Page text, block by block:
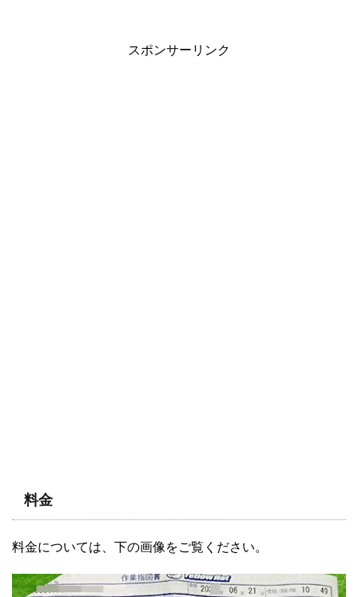
スポンサーリンク
料金
料金については、下の画像をご覧ください。